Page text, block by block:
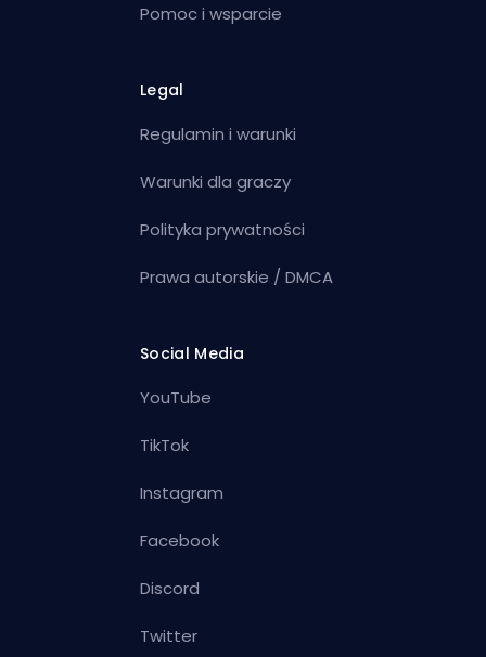
Pomoc i wsparcie
Legal
Regulamin i warunki
Warunki dla graczy
Polityka prywatności
Prawa autorskie / DMCA
Social Media
YouTube
TikTok
Instagram
Facebook
Discord
Twitter